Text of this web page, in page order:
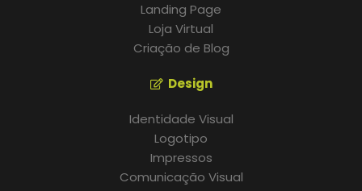
Landing Page
Loja Virtual
Criação de Blog
Design
Identidade Visual
Logotipo
Impressos
Comunicação Visual